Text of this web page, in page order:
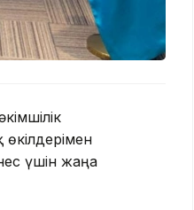
үшін жаңа